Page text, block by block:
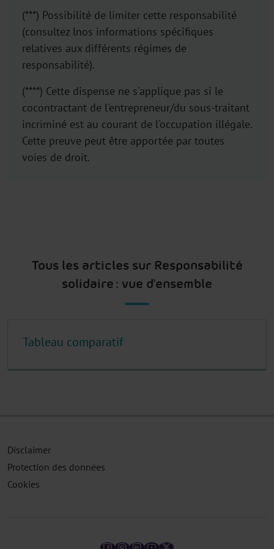
(***) Possibilité de limiter cette responsabilité
(consultez lnos informations spécifiques
relatives aux différents régimes de
responsabilité).
(****) Cette dispense ne s'applique pas si le
cocontractant de l'entrepreneur/du sous-traitant
incriminé est au courant de l'occupation illégale.
Cette preuve peut être apportée par toutes
voies de droit.
Tous les articles sur Responsabilité
solidaire : vue d'ensemble
Tableau comparatif
Disclaimer
Protection des données
Cookies